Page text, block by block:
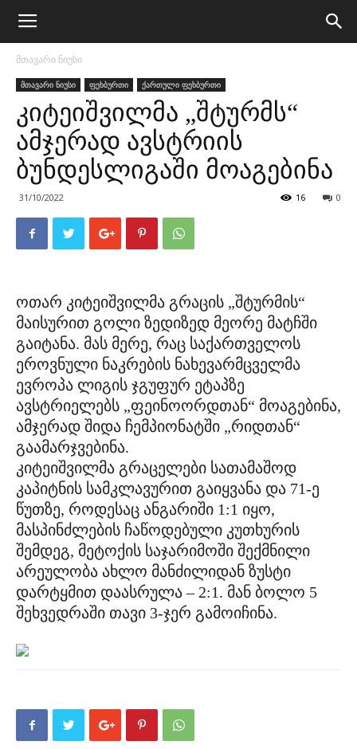
მთავარი ნიუსი
მთავარი ნიუსი ფეხბურთი ქართული ფეხბურთი
კიტეიშვილმა „შტურმს“
ამჯერად ავსტრიის
ბუნდესლიგაში მოაგებინა
31/10/2022 0
16
ოთარ კიტეიშვილმა გრაცის „შტურმის“
მაისურით გოლი ზედიზედ მეორე მატჩში
გაიტანა. მას მერე, რაც საქართველოს
ეროვნული ნაკრების ნახევარმცველმა
ევროპა ლიგის ჯგუფურ ეტაპზე
ავსტრიელებს „ფეინოორდთან“ მოაგებინა,
ამჯერად შიდა ჩემპიონატში „რიდთან“
გაამარჯვებინა.
კიტეიშვილმა გრაცელები სათამაშოდ
კაპიტნის სამკლავურით გაიყვანა და 71-ე
წუთზე, როდესაც ანგარიში 1:1 იყო,
მასპინძლების ჩაწოდებული კუთხურის
შემდეგ, მეტოქის საჯარიმოში შექმნილი
არეულობა ახლო მანძილიდან ზუსტი
დარტყმით დაასრულა – 2:1. მან ბოლო 5
შეხვედრაში თავი 3-ჯერ გამოიჩინა.